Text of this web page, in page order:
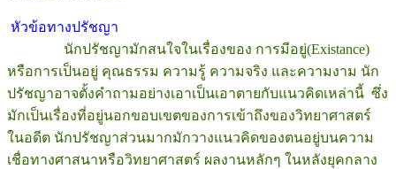
หัวข้อทางปรัชญา
นักปรัชญามักสนใจในเรื่องของ การมีอยู่(Existance)
หรือการเป็นอยู่ คุณธรรม ความรู้ ความจริง และความงาม นัก
ปรัชญาอาจตั้งคำถามอย่างเอาเป็นเอาตายกับแนวคิดเหล่านี้ ซึ่ง
มักเป็นเรื่องที่อยู่นอกขอบเขตของการเข้าถึงของวิทยาศาสตร์
ในอดีต นักปรัชญาส่วนมากมักวางแนวคิดของตนอยู่บนความ
เชื่อทางศาสนาหรือวิทยาศาสตร์ ผลงานหลักๆ ในหลังยุคกลาง